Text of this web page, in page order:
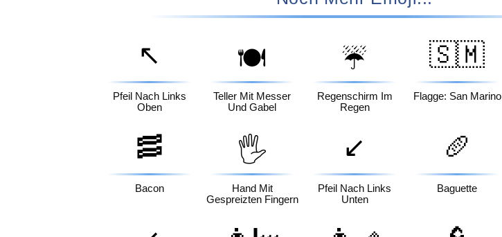
↖️
Pfeil Nach Links
Oben
🍽️
Teller Mit Messer
Und Gabel
☔
Regenschirm Im
Regen
🇸🇲
Flagge: San Marino
🥓
Bacon
🖐️
Hand Mit
Gespreizten Fingern
↙️
Pfeil Nach Links
Unten
🥖
Baguette